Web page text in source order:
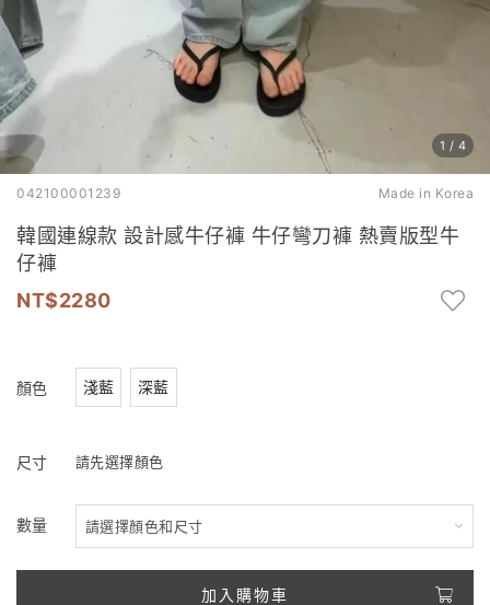
1 / 4
042100001239 Made in Korea
韓國連線款 設計感牛仔褲 牛仔彎刀褲 熱賣版型牛
仔褲
2280
顏色 淺藍 深藍
尺寸 請先選擇顏色
數量
加入購物車